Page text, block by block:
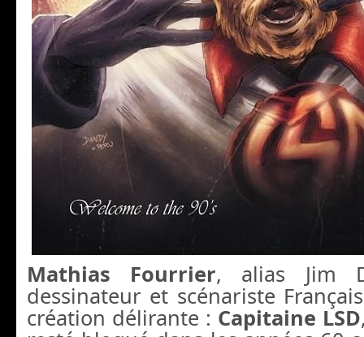
Mathias Fourrier, alias Jim
dessinateur et scénariste
création délirante : Capitaine LSD